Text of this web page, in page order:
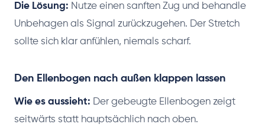
Die Lösung: Nutze einen sanften Zug und behandle
Unbehagen als Signal zurückzugehen. Der Stretch
sollte sich klar anfühlen, niemals scharf.
Den Ellenbogen nach außen klappen lassen
Wie es aussieht: Der gebeugte Ellenbogen zeigt
seitwärts statt hauptsächlich nach oben.